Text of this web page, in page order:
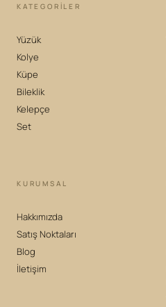
KATEGORILER
Yüzük
Kolye
Küpe
Bileklik
Kelepçe
Set
KURUMSAL
Hakkımızda
Satış Noktaları
Blog
İletişim